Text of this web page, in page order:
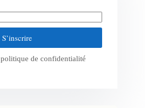
S’inscrire
politique de confidentialité